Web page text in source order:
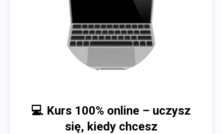
💻 Kurs 100% online – uczysz
się, kiedy chcesz